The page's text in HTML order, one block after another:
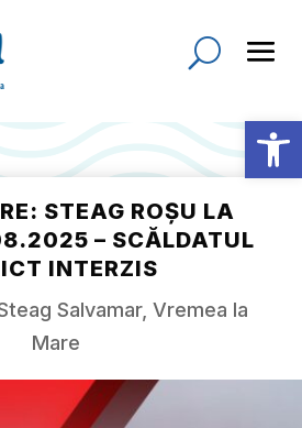
STEAG ROȘU LA
– SCĂLDATUL
INTERZIS
Salvamar, Vremea la
Mare